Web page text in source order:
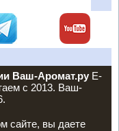
Ваш-Аромат.руE-
с 2013. Ваш-
сайте, вы даете